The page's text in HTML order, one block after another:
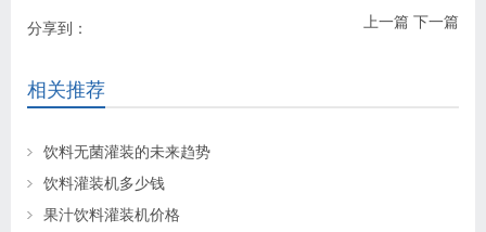
上一篇 下一篇
分享到：
相关推荐
饮料无菌灌装的未来趋势
饮料灌装机多少钱
果汁饮料灌装机价格